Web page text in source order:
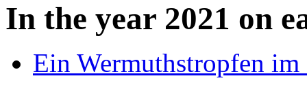
In the year 2021 on
Ein Wermuthstropfen im